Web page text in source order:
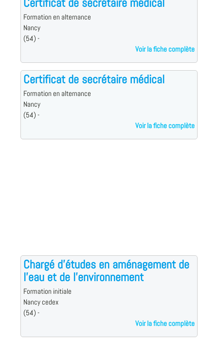
Formation en alternance
Nancy
(54) -
Voir la fiche complète
Certificat de secrétaire médical
Formation en alternance
Nancy
(54) -
Voir la fiche complète
Chargé d'études en aménagement de
l'eau et de l'environnement
Formation initiale
Nancy cedex
(54) -
Voir la fiche complète